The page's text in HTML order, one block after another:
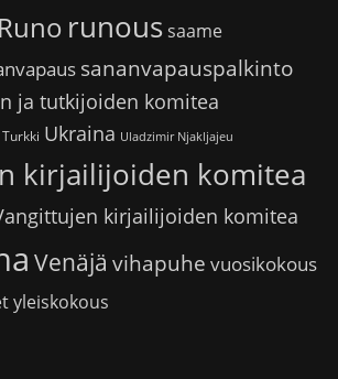
Runo runoussaame
sananvapauspalkinto
ja tutkijoiden komitea
Turkki Ukraina Uladzimir Njakljajeu
kirjailijoiden komitea
kirjailijoiden komitea
Venäjä vihapuhe vuosikokous
yleiskokous